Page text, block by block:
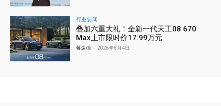
行业要闻
叠加六重大礼！全新一代天工08 670
Max上市限时价17.99万元
蒋达强 - 2026年8月4日